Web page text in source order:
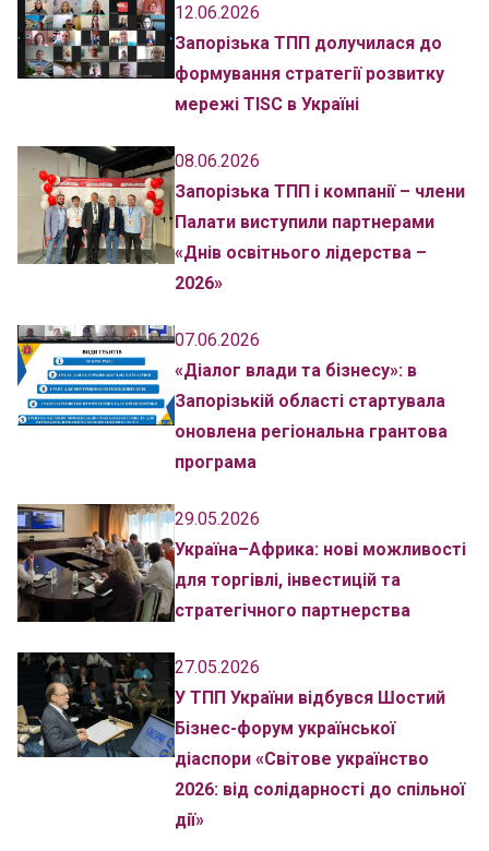
12.06.2026
Запорізька ТПП долучилася до
формування стратегії розвитку
мережі TISC в Україні
08.06.2026
Запорізька ТПП і компанії – члени
Палати виступили партнерами
«Днів освітнього лідерства –
2026»
07.06.2026
«Діалог влади та бізнесу»: в
Запорізькій області стартувала
оновлена регіональна грантова
програма
29.05.2026
Україна–Африка: нові можливості
для торгівлі, інвестицій та
стратегічного партнерства
27.05.2026
У ТПП України відбувся Шостий
Бізнес-форум української
діаспори «Світове українство
2026: від солідарності до спільної
дії»